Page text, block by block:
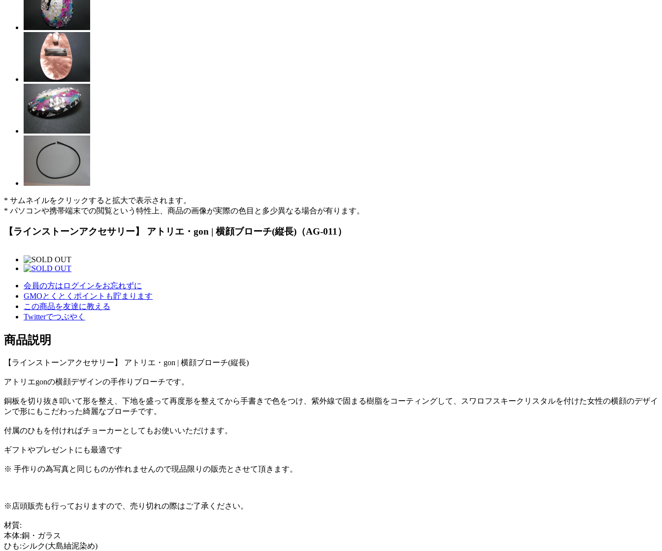
* サムネイルをクリックすると拡大で表示されます。
* パソコンや携帯端末での閲覧という特性上、商品の画像が実際の色目と多少異なる場合が有ります。
【ラインストーンアクセサリー】 アトリエ・gon | 横顔ブローチ(縦長)（AG-011）
会員の方はログインをお忘れずに
GMOとくとくポイントも貯まります
この商品を友達に教える
Twitterでつぶやく
商品説明
【ラインストーンアクセサリー】 アトリエ・gon | 横顔ブローチ(縦長)
アトリエgonの横顔デザインの手作りブローチです。
銅板を切り抜き叩いて形を整え、下地を盛って再度形を整えてから手書きで色をつけ、紫外線で固まる樹脂をコーティングして、スワロフスキークリスタルを付けた女性の横顔のデザイ
ンで形にもこだわった綺麗なブローチです。
付属のひもを付ければチョーカーとしてもお使いいただけます。
ギフトやプレゼントにも最適です
※ 手作りの為写真と同じものが作れませんので現品限りの販売とさせて頂きます。
※店頭販売も行っておりますので、売り切れの際はご了承ください。
材質:
本体:銅・ガラス
ひも:シルク(大島紬泥染め)